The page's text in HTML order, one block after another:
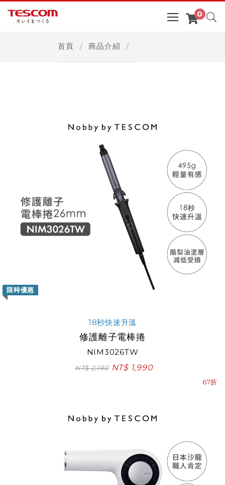
首頁 商品介紹
限時優惠
18秒快速升溫
修護離子電棒捲
NIM3026TW
NT$ 2,190 NT$ 1,990
67折